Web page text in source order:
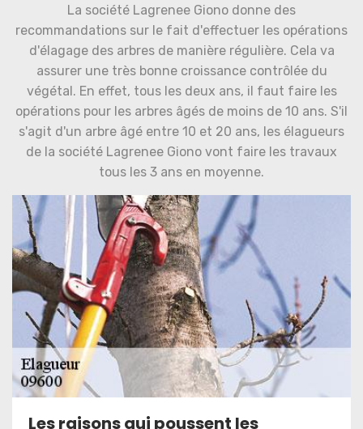
La société Lagrenee Giono donne des
recommandations sur le fait d'effectuer les opérations
d'élagage des arbres de manière régulière. Cela va
assurer une très bonne croissance contrôlée du
végétal. En effet, tous les deux ans, il faut faire les
opérations pour les arbres âgés de moins de 10 ans. S'il
s'agit d'un arbre âgé entre 10 et 20 ans, les élagueurs
de la société Lagrenee Giono vont faire les travaux
tous les 3 ans en moyenne.
Les raisons qui poussent les